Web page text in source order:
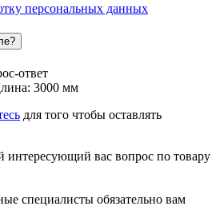
персональных данных
ответ
3000 мм
для того чтобы оставлять
интересующий вас вопрос по товару
специалисты обязательно вам